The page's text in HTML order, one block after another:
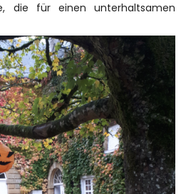
die für einen unterhaltsamen